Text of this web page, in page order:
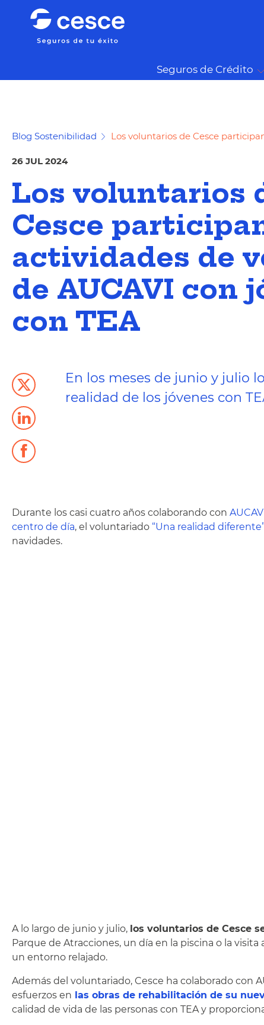
Seguros de Crédito
Blog Sostenibilidad Los voluntarios de Cesce
26 JUL 2024
Los voluntarios
Cesce
actividades de
de AUCAVI con
con TEA
En los meses de junio y julio
realidad de los jóvenes con
Durante los casi cuatro años colaborando con
centro de día, el voluntariado “Una realidad
navidades.
A lo largo de junio y julio, los voluntarios de Cesce
Parque de Atracciones, un día en la piscina o la
un entorno relajado.
Además del voluntariado, Cesce ha colaborado con
esfuerzos en las obras de rehabilitación de su
calidad de vida de las personas con TEA y